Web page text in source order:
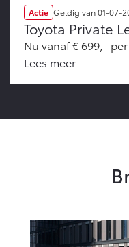
Actie Geldig van01-07-
Toyota Private
Nu vanaf € 699,-
Lees meer